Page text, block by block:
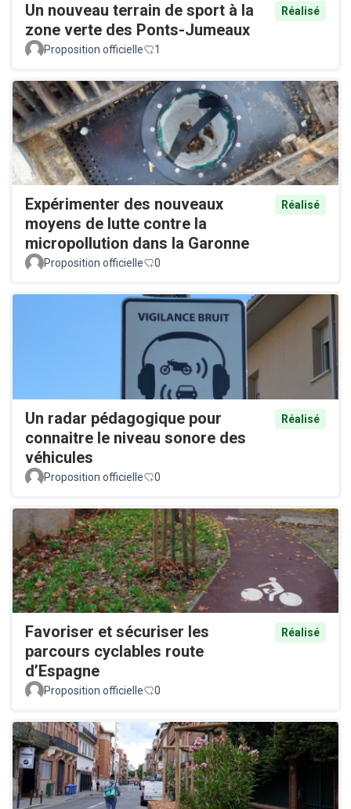
Un nouveau terrain de sport à la
zone verte des Ponts-Jumeaux
Réalisé
Proposition officielle 1
Expérimenter des nouveaux
moyens de lutte contre la
micropollution dans la Garonne
Réalisé
Proposition officielle 0
Un radar pédagogique pour
connaitre le niveau sonore des
véhicules
Réalisé
Proposition officielle 0
Favoriser et sécuriser les
parcours cyclables route
d’Espagne
Réalisé
Proposition officielle 0